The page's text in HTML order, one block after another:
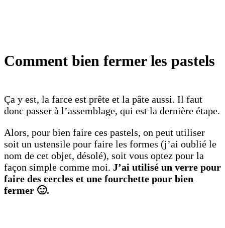
Comment bien fermer les pastels
Ça y est, la farce est prête et la pâte aussi. Il faut
donc passer à l’assemblage, qui est la dernière étape.
Alors, pour bien faire ces pastels, on peut utiliser
soit un ustensile pour faire les formes (j’ai oublié le
nom de cet objet, désolé), soit vous optez pour la
façon simple comme moi. J’ai utilisé un verre pour
faire des cercles et une fourchette pour bien
fermer 🙂.